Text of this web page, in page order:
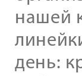
нашей
день: